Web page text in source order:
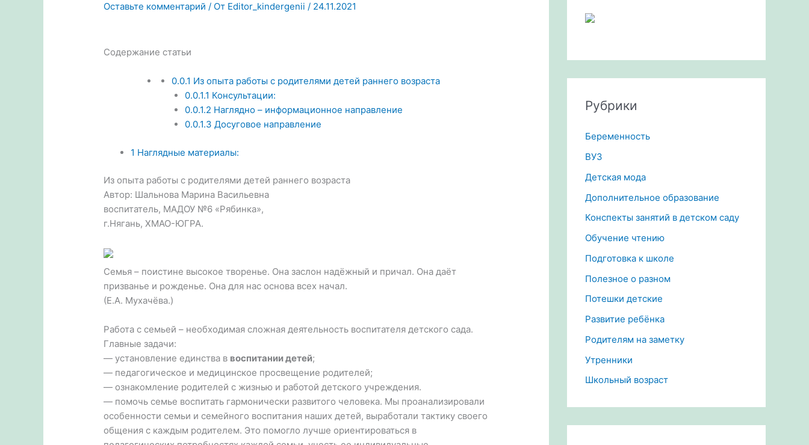
Оставьте комментарий / От Editor_kindergenii/ 24.11.2021
Содержание статьи
0.0.1 Из опыта работы с родителями детей раннего возраста
0.0.1.1 Консультации:
0.0.1.2 Наглядно – информационное направление
0.0.1.3 Досуговое направление
1 Наглядные материалы:
Из опыта работы с родителями детей раннего возраста
Автор: Шальнова Марина Васильевна
воспитатель, МАДОУ №6 «Рябинка»,
г.Нягань, XМАО-ЮГРА.
Семья – поистине высокое творенье. Она заслон надёжный и причал. Она даёт
призванье и рожденье. Она для нас основа всех начал.
(Е.А. Мухачёва.)
Работа с семьей – необходимая сложная деятельность воспитателя детского сада.
Главные задачи:
— установление единства в воспитании детей;
— педагогическое и медицинское просвещение родителей;
— ознакомление родителей с жизнью и работой детского учреждения.
— помочь семье воспитать гармонически развитого человека. Мы проанализировали
особенности семьи и семейного воспитания наших детей, выработали тактику своего
общения с каждым родителем. Это помогло лучше ориентироваться в
:
Рубрики
Беременность
ВУЗ
Детская мода
Дополнительное образование
Конспекты занятий в детском саду
Обучение чтению
Подготовка к школе
Полезное о разном
Потешки детские
Развитие ребёнка
Родителям на заметку
Утренники
Школьный возраст